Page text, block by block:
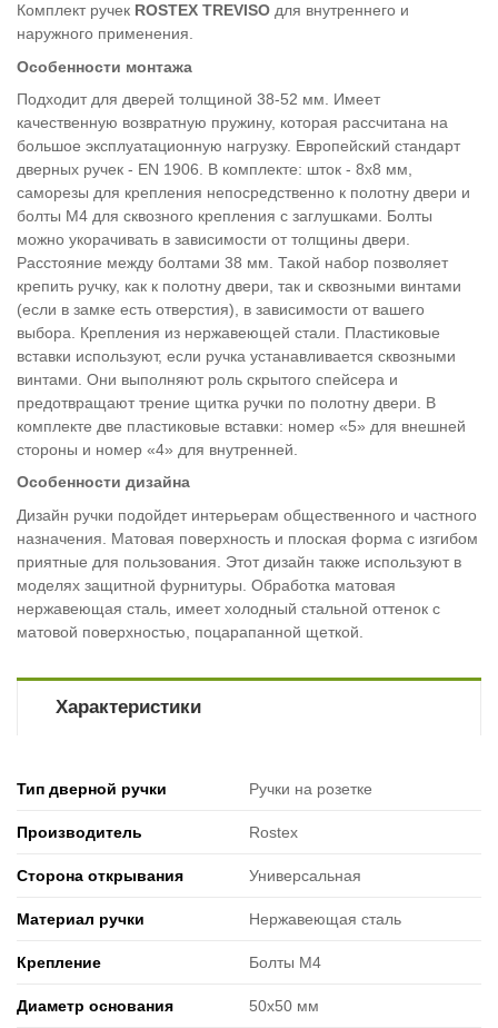
Комплект ручек ROSTEX TREVISO для внутреннего и
наружного применения.
Особенности монтажа
Подходит для дверей толщиной 38-52 мм. Имеет
качественную возвратную пружину, которая рассчитана на
большое эксплуатационную нагрузку. Европейский стандарт
дверных ручек - EN 1906. В комплекте: шток - 8х8 мм,
саморезы для крепления непосредственно к полотну двери и
болты М4 для сквозного крепления с заглушками. Болты
можно укорачивать в зависимости от толщины двери.
Расстояние между болтами 38 мм. Такой набор позволяет
крепить ручку, как к полотну двери, так и сквозными винтами
(если в замке есть отверстия), в зависимости от вашего
выбора. Крепления из нержавеющей стали. Пластиковые
вставки используют, если ручка устанавливается сквозными
винтами. Они выполняют роль скрытого спейсера и
предотвращают трение щитка ручки по полотну двери. В
комплекте две пластиковые вставки: номер «5» для внешней
стороны и номер «4» для внутренней.
Особенности дизайна
Дизайн ручки подойдет интерьерам общественного и частного
назначения. Матовая поверхность и плоская форма с изгибом
приятные для пользования. Этот дизайн также используют в
моделях защитной фурнитуры. Обработка матовая
нержавеющая сталь, имеет холодный стальной оттенок с
матовой поверхностью, поцарапанной щеткой.
Характеристики
Тип дверной ручки Ручки на розетке
Производитель Rostex
Сторона открывания Универсальная
Материал ручки Нержавеющая сталь
Крепление Болты М4
Диаметр основания 50х50 мм